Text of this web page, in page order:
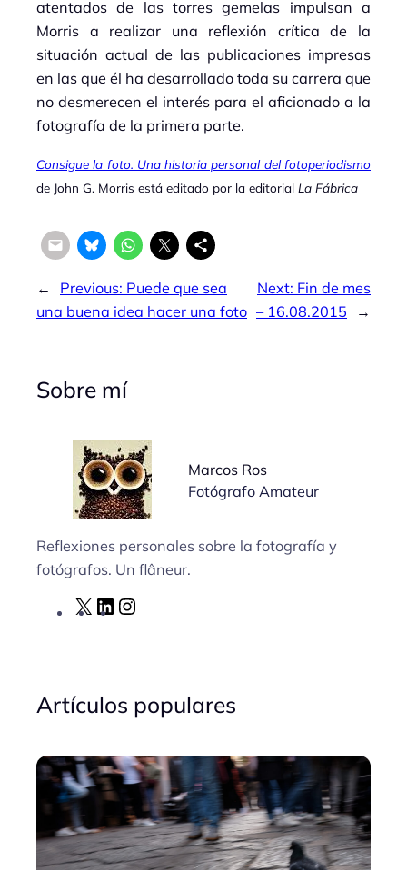
atentados de las torres gemelas impulsan a
Morris a realizar una reflexión crítica de la
situación actual de las publicaciones impresas
en las que él ha desarrollado toda su carrera que
no desmerecen el interés para el aficionado a la
fotografía de la primera parte.
Consigue la foto. Una historia personal del fotoperiodismo
de John G. Morris está editado por la editorial La Fábrica
← Previous: Puede que sea
una buena idea hacer una foto
Next: Fin de mes
– 16.08.2015
→
Sobre mí
Marcos Ros
Fotógrafo Amateur
Reflexiones personales sobre la fotografía y
fotógrafos. Un flâneur.
X
L
e
n
a
a
m
Artículos populares